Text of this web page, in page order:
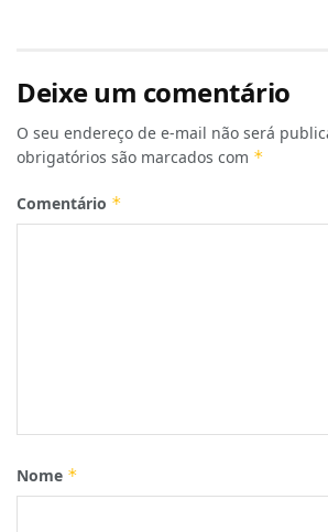
Deixe um comentário
O seu endereço de e-mail não será
obrigatórios são marcados com *
Comentário *
Nome *